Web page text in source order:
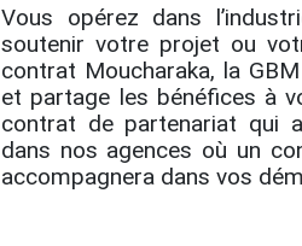
Vous opérez dans
soutenir votre projet ou
contrat Moucharaka, la
et partage les bénéfices à
contrat de partenariat qui
dans nos agences où un
accompagnera dans vos